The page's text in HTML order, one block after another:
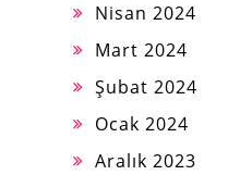
Nisan 2024
Mart 2024
Şubat 2024
Ocak 2024
Aralık 2023